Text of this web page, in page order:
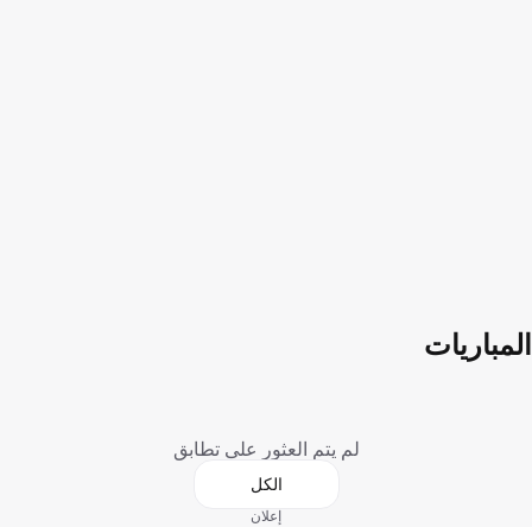
المباريات
لم يتم العثور على تطابق
الكل
إعلان